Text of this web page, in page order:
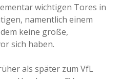
wichtigen Tores in
namentlich einem
keine große,
sich haben.
als später zum VfL